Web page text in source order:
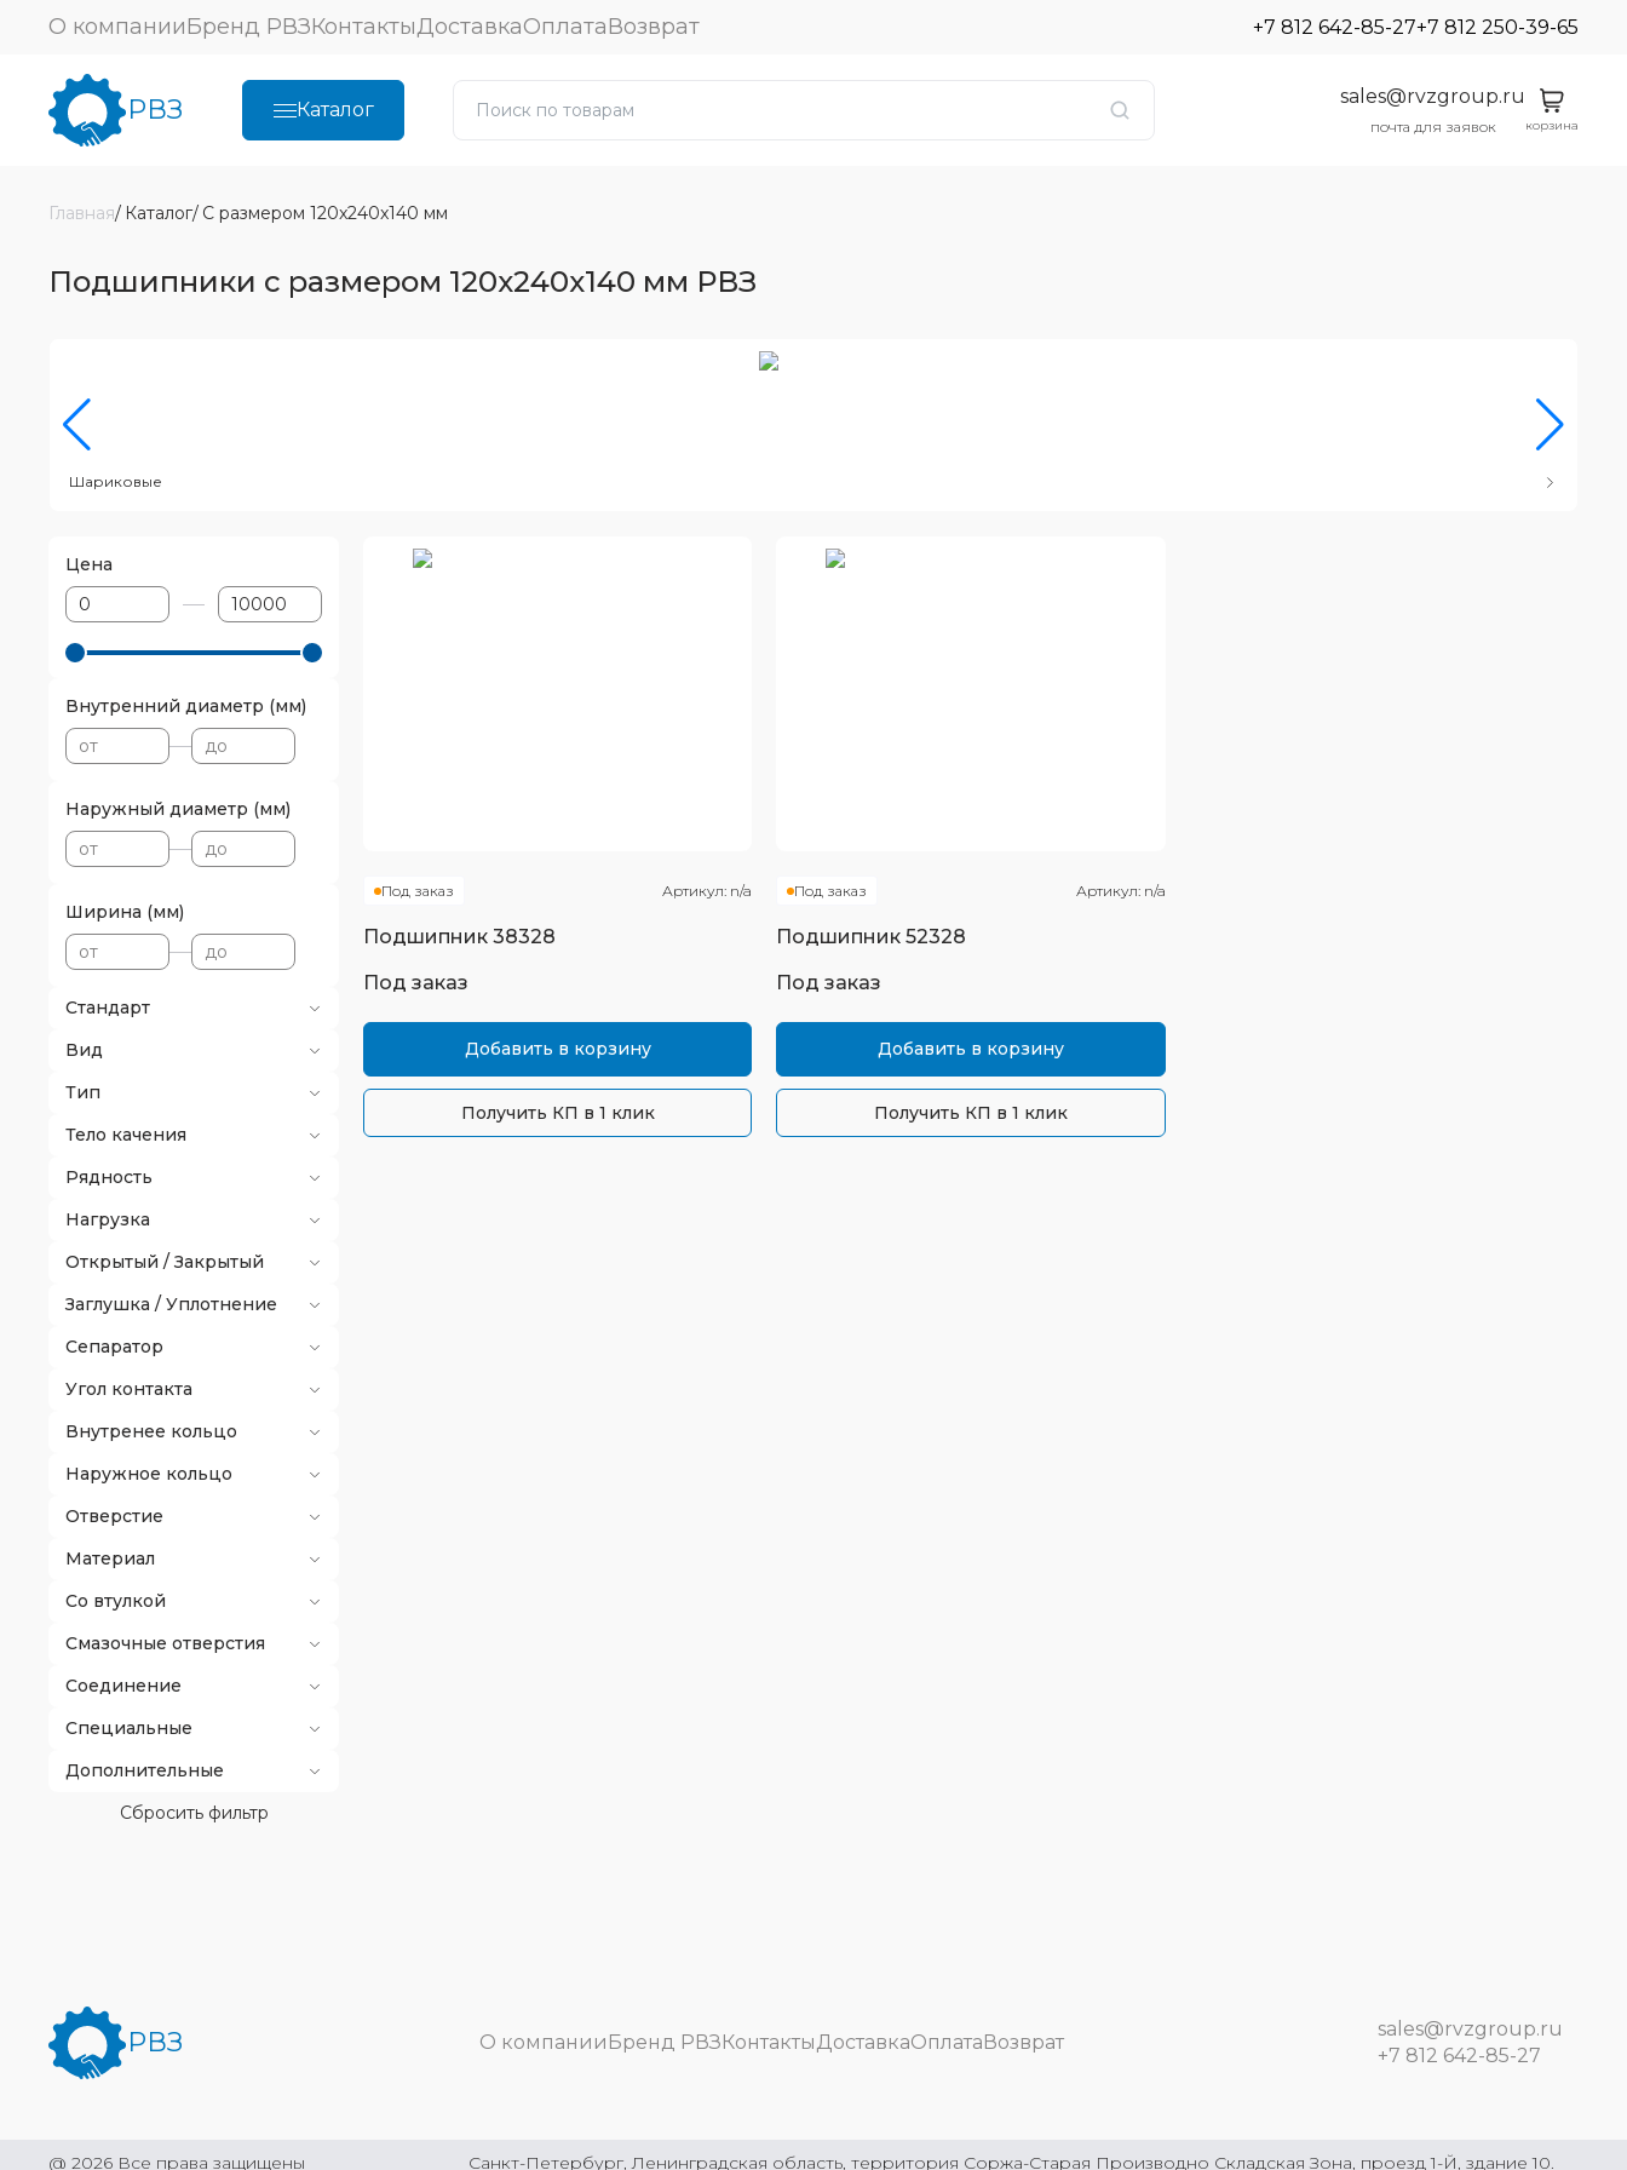
О компанииБренд РВЗКонтактыДоставкаОплатаВозврат +7 812 642-85-27+7 812 250-39-65
РВЗ Каталог
sales@rvzgroup.ru
почта для заявок корзина
Главная Каталог С размером 120x240x140 мм
Подшипники с размером 120x240x140 мм РВЗ
Шариковые
Цена
Внутренний диаметр (мм)
Наружный диаметр (мм)
Ширина (мм)
Стандарт
Вид
Тип
Тело качения
Рядность
Нагрузка
Открытый / Закрытый
Заглушка / Уплотнение
Сепаратор
Угол контакта
Внутренее кольцо
Наружное кольцо
Отверстие
Материал
Со втулкой
Смазочные отверстия
Соединение
Специальные
Дополнительные
Сбросить фильтр
Под заказ Артикул: n/a
Подшипник 38328
Под заказ
Добавить в корзину
Получить КП в 1 клик
Под заказ Артикул: n/a
Подшипник52328
Под заказ
Добавить в корзину
Получить КП в 1 клик
РВЗ О компании Бренд РВЗКонтактыДоставкаОплатаВозврат
sales@rvzgroup.ru
+7 812 642-85-27
@ 2026 Все права защищены Санкт-Петербург, Ленинградская область, территория Соржа-Старая Производно Складская Зона, проезд 1-Й, здание 10.